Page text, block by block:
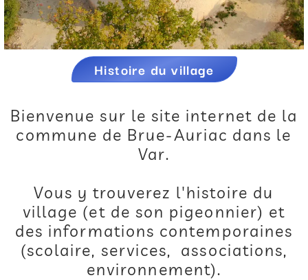
Histoire du village
Bienvenue sur le site internet de la
commune de Brue-Auriac dans le
Var.
Vous y trouverez l'histoire du
village (et de son pigeonnier) et
des informations contemporaines
(scolaire, services, associations,
environnement).